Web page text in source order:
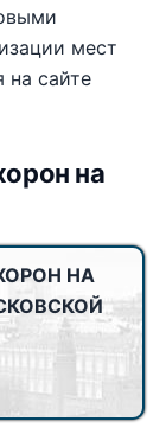
мест
на сайте
на
НА